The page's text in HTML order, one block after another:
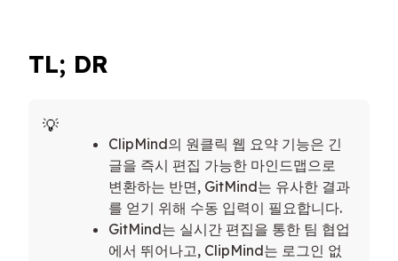
TL; DR
ClipMind의 원클릭 웹 요약 기능은 긴
글을 즉시 편집 가능한 마인드맵으로
변환하는 반면, GitMind는 유사한 결과
를 얻기 위해 수동 입력이 필요합니다.
GitMind는 실시간 편집을 통한 팀 협업
에서 뛰어나고, ClipMind는 로그인 없